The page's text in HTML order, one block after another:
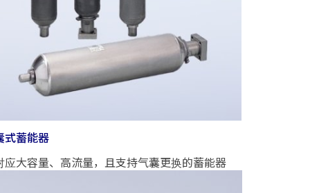
式蓄能器
应大容量、高流量，且支持气囊更换的蓄能器